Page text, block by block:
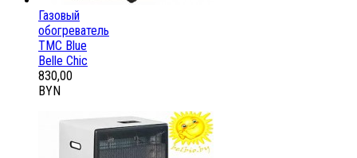
Газовый
обогреватель
ТМС Blue
Belle Chic
830,00
BYN